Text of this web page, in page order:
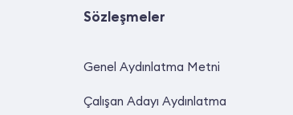
Sözleşmeler
Genel Aydınlatma Metni
Çalışan Adayı Aydınlatma